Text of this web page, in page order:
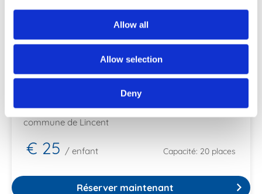
Allow all
Allow selection
Deny
commune de Lincent
€ 25 / enfant Capacité: 20 places
Réserver maintenant